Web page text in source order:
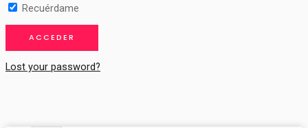
Recuérdame
Lost your password?